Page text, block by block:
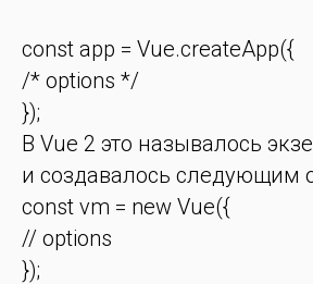
const app = Vue.createApp({
/* options */
});
В Vue 2 это называлось
и создавалось следующим
const vm = new Vue({
// options
});